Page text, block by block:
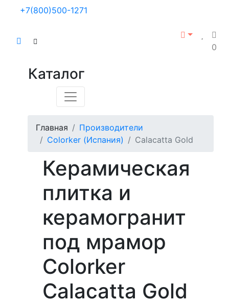
+7(800)500-1271
0
Каталог
Главная
Производители
Colorker (Испания)
Calacatta Gold
Керамическая
плитка и
керамогранит
под мрамор
Colorker
Calacatta Gold